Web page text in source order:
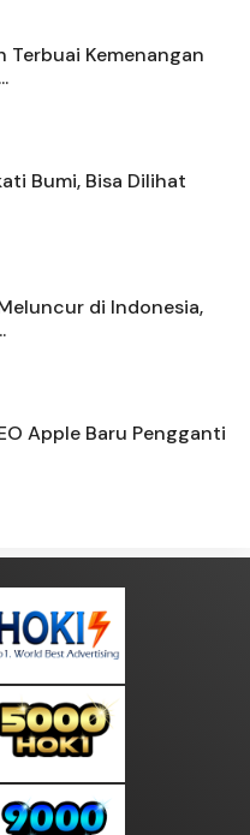
Terbuai Kemenangan
Bumi, Bisa Dilihat
di Indonesia,
Apple Baru Pengganti